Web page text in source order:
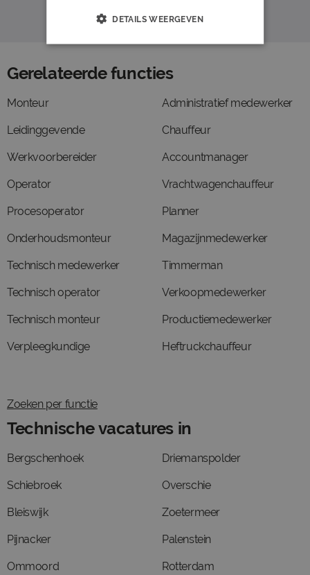
Gerelateerde functies
Monteur
Leidinggevende
Werkvoorbereider
Operator
Procesoperator
Onderhoudsmonteur
Technisch medewerker
Technisch operator
Technisch monteur
Verpleegkundige
Administratief medewerker
Chauffeur
Accountmanager
Vrachtwagenchauffeur
Planner
Magazijnmedewerker
Timmerman
Verkoopmedewerker
Productiemedewerker
Heftruckchauffeur
Zoeken per functie
Technische vacatures in
Bergschenhoek
Schiebroek
Bleiswijk
Pijnacker
Ommoord
Driemanspolder
Overschie
Zoetermeer
Palenstein
Rotterdam
DETAILS WEERGEVEN